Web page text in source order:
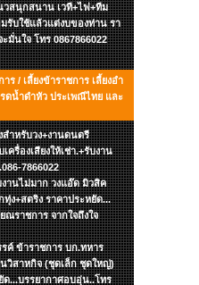
วสนุกสนาน เวที+ไฟ+ทีม
รับใช้แล้วแต่งบของท่าน รา
มั่นใจ โทร 0867866022
/ เลี้ยงข้าราชการ เลี้ยงอำ
ดน้ำดำหัว ประเพณีไทย และ
สำหรับวง+งานดนตรี
รื่องเสียงให้เช่า.+รับงาน
7866022
านไม่มาก วงแอ๊ด มิวสิค
ง+สตริง ราคาประหยัด...
ณราชการ จากใจถึงใจ
รค์ ข้าราชการ บก.ทหาร
วิสาหกิจ (ชุดเล็ก ชุดใหญ่)
ด...บรรยากาศอบอุ่น..โทร